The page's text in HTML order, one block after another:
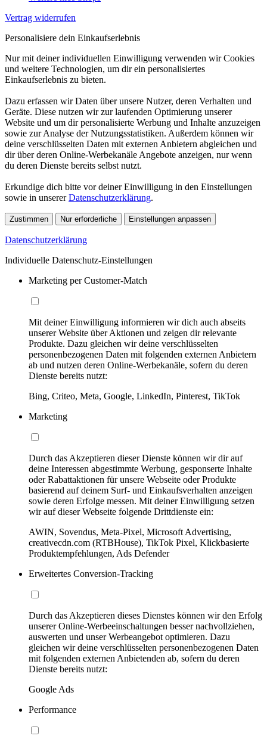
Vertrag widerrufen
Personalisiere dein Einkaufserlebnis
Nur mit deiner individuellen Einwilligung verwenden wir Cookies
und weitere Technologien, um dir ein personalisiertes
Einkaufserlebnis zu bieten.
Dazu erfassen wir Daten über unsere Nutzer, deren Verhalten und
Geräte. Diese nutzen wir zur laufenden Optimierung unserer
Website und um dir personalisierte Werbung und Inhalte anzuzeigen
sowie zur Analyse der Nutzungsstatistiken. Außerdem können wir
deine verschlüsselten Daten mit externen Anbietern abgleichen und
dir über deren Online-Werbekanäle Angebote anzeigen, nur wenn
du deren Dienste bereits selbst nutzt.
Erkundige dich bitte vor deiner Einwilligung in den Einstellungen
sowie in unsererDatenschutzerklärung.
Zustimmen Nur erforderliche Einstellungen anpassen
Datenschutzerklärung
Individuelle Datenschutz-Einstellungen
Marketing per Customer-Match
Mit deiner Einwilligung informieren wir dich auch abseits
unserer Website über Aktionen und zeigen dir relevante
Produkte. Dazu gleichen wir deine verschlüsselten
personenbezogenen Daten mit folgenden externen Anbietern
ab und nutzen deren Online-Werbekanäle, sofern du deren
Dienste bereits nutzt:
Bing, Criteo, Meta, Google, LinkedIn, Pinterest, TikTok
Marketing
Durch das Akzeptieren dieser Dienste können wir dir auf
deine Interessen abgestimmte Werbung, gesponserte Inhalte
oder Rabattaktionen für unsere Webseite oder Produkte
basierend auf deinem Surf- und Einkaufsverhalten anzeigen
sowie deren Erfolge messen. Mit deiner Einwilligung setzen
wir auf dieser Webseite folgende Drittdienste ein:
AWIN, Sovendus, Meta-Pixel, Microsoft Advertising,
creativecdn.com (RTBHouse), TikTok Pixel, Klickbasierte
Produktempfehlungen, Ads Defender
Erweitertes Conversion-Tracking
Durch das Akzeptieren dieses Dienstes können wir den Erfolg
unserer Online-Werbeeinschaltungen besser nachvollziehen,
auswerten und unser Werbeangebot optimieren. Dazu
gleichen wir deine verschlüsselten personenbezogenen Daten
mit folgenden externen Anbietenden ab, sofern du deren
Dienste bereits nutzt:
Google Ads
Performance